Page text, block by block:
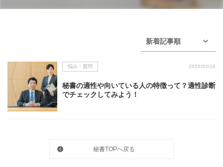
新着記事順
悩み・質問 2020/03/16
秘書の適性や向いている人の特徴って？適性診断
でチェックしてみよう！
秘書TOPへ戻る